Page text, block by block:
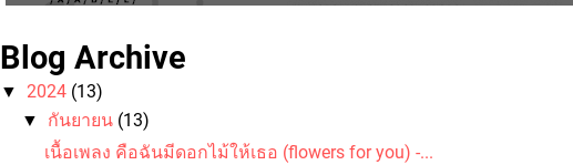
Blog Archive
▼ 2024 (13)
▼ กันยายน (13)
เนื้อเพลง คือฉันมีดอกไม้ให้เธอ (flowers for you) -...